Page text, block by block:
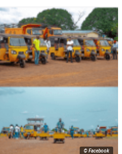
© Facebook